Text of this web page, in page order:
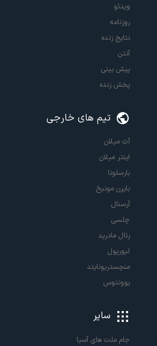
ویدئو
روزنامه
نتایج زنده
آنتن
پیش بینی
پخش زنده
تیم های خارجی
آث میلان
اینتر میلان
بارسلونا
بایرن مونیخ
آرسنال
چلسی
رئال مادرید
لیورپول
منچستریونایتد
یوونتوس
سایر
جام ملت های آسیا